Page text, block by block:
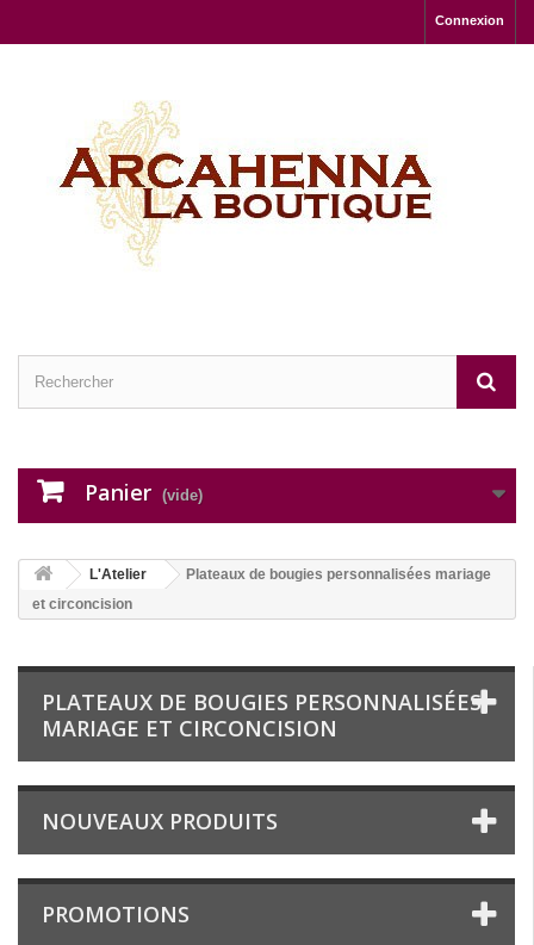
Connexion
Panier (vide)
L'Atelier
Plateaux de bougies personnalisées mariage
et circoncision
PLATEAUX DE BOUGIES PERSONNALISÉES
MARIAGE ET CIRCONCISION
NOUVEAUX PRODUITS
PROMOTIONS